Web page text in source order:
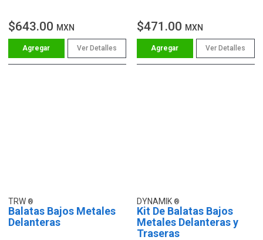
$643.00 MXN
Ver Detalles
$471.00 MXN
Ver Detalles
TRW
Balatas Bajos Metales
Delanteras
DYNAMIK
Kit De Balatas Bajos
Metales Delanteras y
Traseras